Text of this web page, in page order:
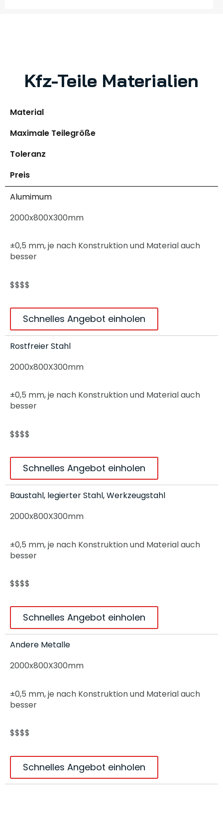
Kfz-Teile Materialien
Material
Maximale Teilegröße
Toleranz
Preis
Alumimum
2000x800X300mm
±0,5 mm, je nach Konstruktion und Material auch
besser
$$$$
Schnelles Angebot einholen
Rostfreier Stahl
2000x800X300mm
±0,5 mm, je nach Konstruktion und Material auch
besser
$$$$
Schnelles Angebot einholen
Baustahl, legierter Stahl, Werkzeugstahl
2000x800X300mm
±0,5 mm, je nach Konstruktion und Material auch
besser
$$$$
Schnelles Angebot einholen
Andere Metalle
2000x800X300mm
±0,5 mm, je nach Konstruktion und Material auch
besser
$$$$
Schnelles Angebot einholen